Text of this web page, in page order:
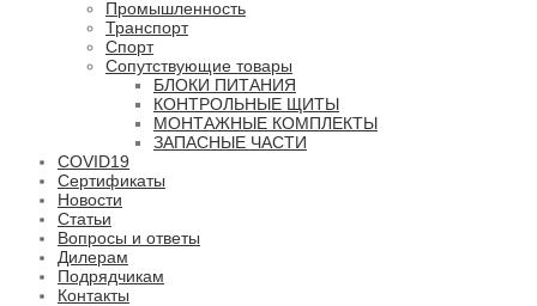
Промышленность
Транспорт
Спорт
Сопутствующие товары
БЛОКИ ПИТАНИЯ
КОНТРОЛЬНЫЕ ЩИТЫ
МОНТАЖНЫЕ КОМПЛЕКТЫ
ЗАПАСНЫЕ ЧАСТИ
COVID19
Сертификаты
Новости
Статьи
Вопросы и ответы
Дилерам
Подрядчикам
Контакты